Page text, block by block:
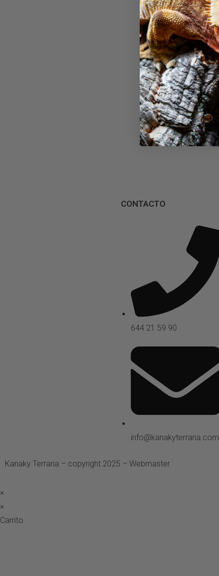
CONTACTO
644 21 59 90
info@kanakyterraria.com
Kanaky Terraria – copyright 2025 – Webmaster
×
×
Carrito